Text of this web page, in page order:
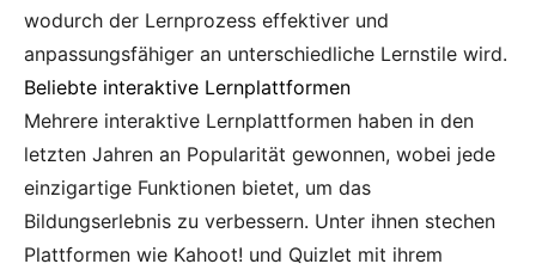
wodurch der Lernprozess effektiver und
anpassungsfähiger an unterschiedliche Lernstile wird.
Beliebte interaktive Lernplattformen
Mehrere interaktive Lernplattformen haben in den
letzten Jahren an Popularität gewonnen, wobei jede
einzigartige Funktionen bietet, um das
Bildungserlebnis zu verbessern. Unter ihnen stechen
Plattformen wie Kahoot! und Quizlet mit ihrem